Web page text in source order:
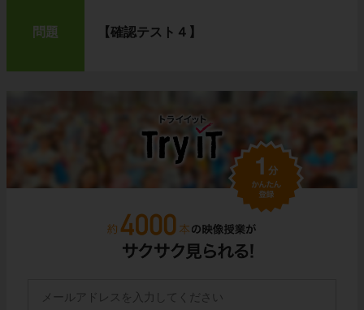
問題 【確認テスト４】